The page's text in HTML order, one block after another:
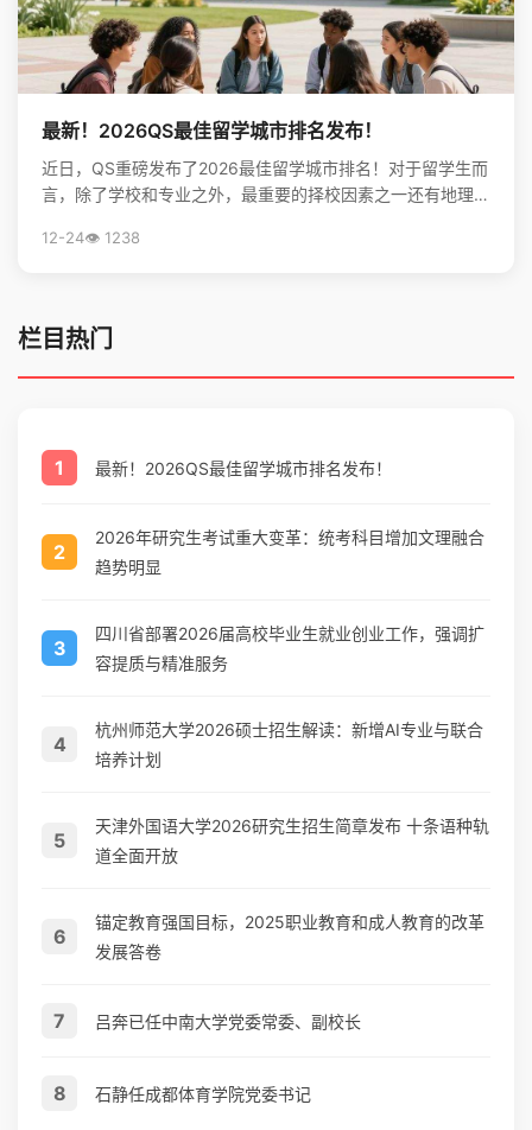
最新！2026QS最佳留学城市排名发布！
近日，QS重磅发布了2026最佳留学城市排名！对于留学生而
言，除了学校和专业之外，最重要的择校因素之一还有地理位
12-24👁️ 1238
栏目热门
1 最新！2026QS最佳留学城市排名发布！
2
2026年研究生考试重大变革：统考科目增加文理融合
趋势明显
3
四川省部署2026届高校毕业生就业创业工作，强调扩
容提质与精准服务
4
杭州师范大学2026硕士招生解读：新增AI专业与联合
培养计划
5
天津外国语大学2026研究生招生简章发布 十条语种轨
道全面开放
6
锚定教育强国目标，2025职业教育和成人教育的改革
发展答卷
7 吕奔已任中南大学党委常委、副校长
8 石静任成都体育学院党委书记